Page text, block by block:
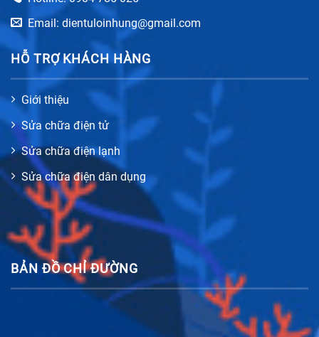
Email: dientuloinhung@gmail.com
HỖ TRỢ KHÁCH HÀNG
Giới thiệu
Sửa chữa điện tử
Sửa chữa điện lạnh
Sửa chữa điện dân dụng
BẢN ĐỒ CHỈ ĐƯỜNG